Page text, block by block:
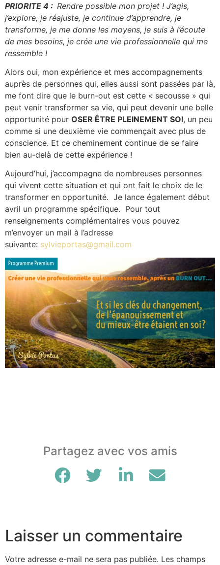
PRIORITE 4 : Rendre possible mon projet ! J’agis,
j’explore, je réajuste, je continue d’apprendre, je
transforme, je me donne les moyens, je suis à l’écoute
de mes besoins, je crée une vie professionnelle qui me
ressemble !
Alors oui, mon expérience et mes accompagnements
auprès de personnes qui, elles aussi sont passées par là,
me font dire que le burn-out est cette « secousse » qui
peut venir transformer sa vie, qui peut devenir une belle
opportunité pour OSER ÊTRE PLEINEMENT SOI, un peu
comme si une deuxième vie commençait avec plus de
conscience. Et ce cheminement continue de se faire
bien au-delà de cette expérience !
Aujourd’hui, j’accompagne de nombreuses personnes
qui vivent cette situation et qui ont fait le choix de le
transformer en opportunité. Je lance également début
avril un programme spécifique. Pour tout
renseignements complémentaires vous pouvez
m’envoyer un mail à l’adresse
suivante: sylvieportas@gmail.com
Partagez avec vos amis
Laisser un commentaire
Votre adresse e-mail ne sera pas publiée. Les champs